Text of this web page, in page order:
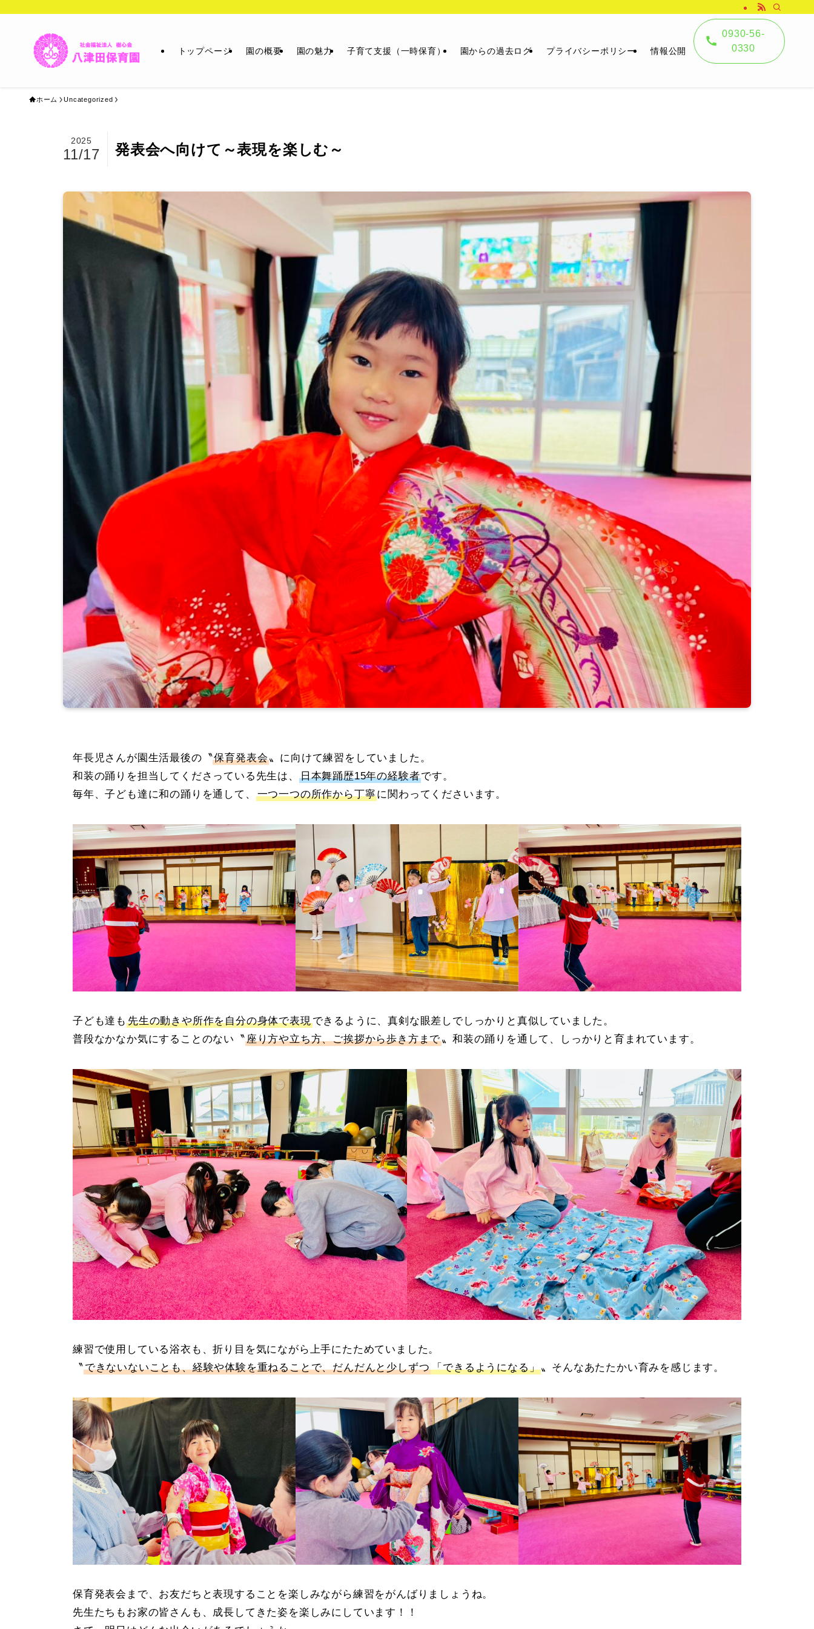
トップページ 園の概要 園の魅力 子育て支援（一時保育） 園からの過去ログ プライバシーポリシー 情報公開
0930-56-
0330
ホーム Uncategorized
発表会へ向けて～表現を楽しむ～
2025
11/17
年長児さんが園生活最後の〝保育発表会〟に向けて練習をしていました。
和装の踊りを担当してくださっている先生は、
日本舞踊歴15年の経験者です。
毎年、子ども達に和の踊りを通して、
一つ一つの所作から丁寧に関わってくださいます。
子ども達も 先生の動きや所作を自分の身体で表現できるように、真剣な眼差しでしっかりと真似していました。
普段なかなか気にすることのない〝座り方や立ち方、ご挨拶から歩き方まで〟和装の踊りを通して、しっかりと育まれています。
練習で使用している浴衣も、折り目を気にながら上手にたためていました。
〝できないないことも、経験や体験を重ねることで、だんだんと少しずつ 「できるようになる」〟そんなあたたかい育みを感じます。
保育発表会まで、お友だちと表現することを楽しみながら練習をがんばりましょうね。
先生たちもお家の皆さんも、成長してきた姿を楽しみにしています！！